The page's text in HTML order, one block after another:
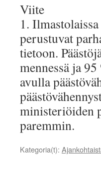
Viite
1.
perustuvat
tietoon.
mennessä ja
avulla
ministeriöiden
paremmin.
Kategoria(t):